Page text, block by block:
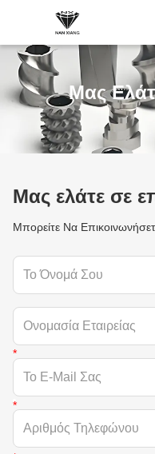
Μας
Μας ελάτε σε
Μπορείτε Να